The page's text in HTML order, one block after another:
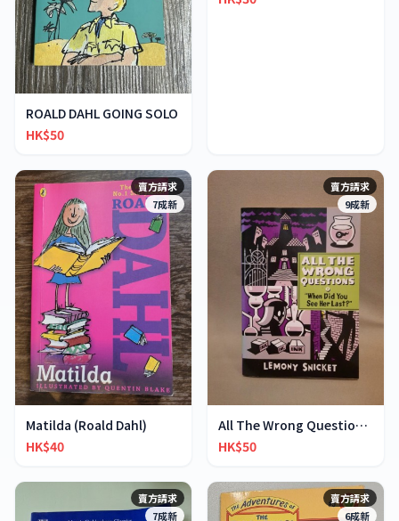
ROALD DAHL GOING SOLO
HK$50
賣方請求
7成新
Matilda (Roald Dahl)
HK$40
賣方請求
9成新
All The Wrong Questions 2: "When Did You See Her L
HK$50
賣方請求
7成新
賣方請求
6成新